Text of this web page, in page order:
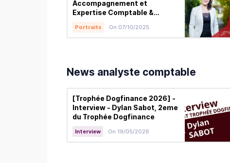
Accompagnement et
Expertise Comptable &
Cerfrance
Portraits On 07/10/2025
News analyste comptable
[Trophée Dogfinance 2026] -
Interview - Dylan Sabot, 2eme
du Trophée Dogfinance
Interview On 19/05/2026